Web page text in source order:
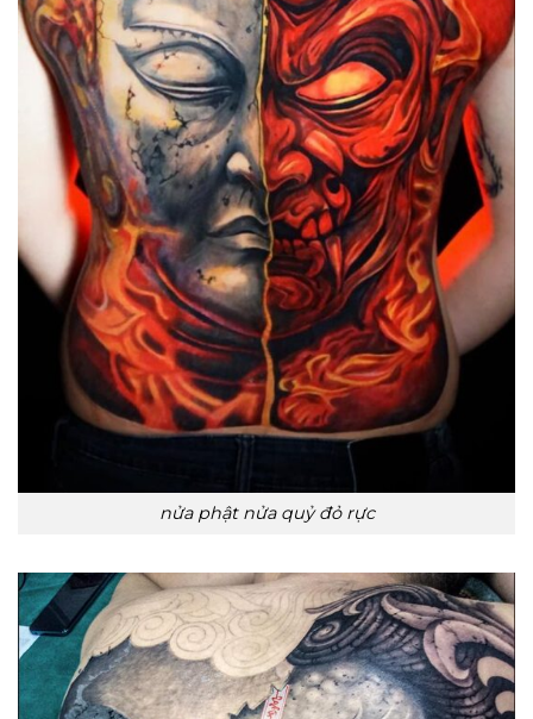
nửa phật nửa quỷ đỏ rực